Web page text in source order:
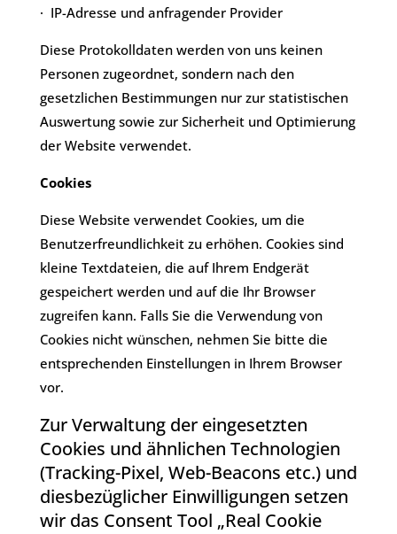
· IP-Adresse und anfragender Provider
Diese Protokolldaten werden von uns keinen
Personen zugeordnet, sondern nach den
gesetzlichen Bestimmungen nur zur statistischen
Auswertung sowie zur Sicherheit und Optimierung
der Website verwendet.
Cookies
​Diese Website verwendet Cookies, um die
Benutzerfreundlichkeit zu erhöhen. Cookies sind
kleine Textdateien, die auf Ihrem Endgerät
gespeichert werden und auf die Ihr Browser
zugreifen kann. Falls Sie die Verwendung von
Cookies nicht wünschen, nehmen Sie bitte die
entsprechenden Einstellungen in Ihrem Browser
vor.
Zur Verwaltung der eingesetzten
Cookies und ähnlichen Technologien
(Tracking-Pixel, Web-Beacons etc.) und
diesbezüglicher Einwilligungen setzen
wir das Consent Tool „Real Cookie